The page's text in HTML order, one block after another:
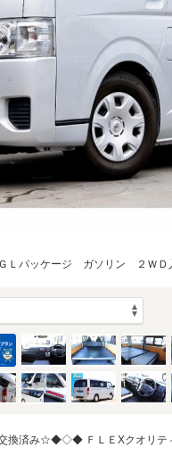
パッケージ ガソリン ２ＷＤ
換済み☆◆◇◆ ＦＬＥXクオリテ